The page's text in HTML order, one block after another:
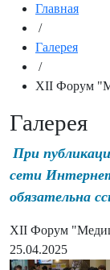
Главная
/
Галерея
/
XII Форум
Галерея
При
сети
обязательна
XII Форум
25.04.2025